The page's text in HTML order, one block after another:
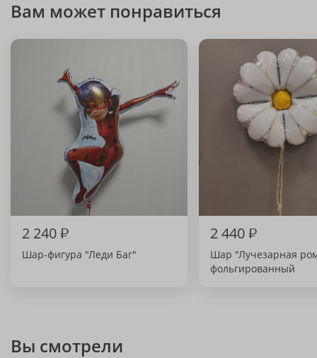
Вам может понравиться
2 240₽
Шар-фигура "Леди Баг"
2 440₽
Шар "Лучезарная
фольгированный
Вы смотрели